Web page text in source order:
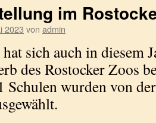
im
2023 von admin
sich auch in diesem
des Rostocker Zoos
wurden von